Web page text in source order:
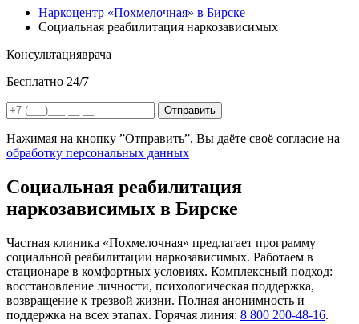
Наркоцентр «Похмелочная» в Бирске
Социальная реабилитация наркозависимых
Консультацияврача
Бесплатно 24/7
Отправить
Нажимая на кнопку ”Отправить”, Вы даёте своё согласие на
обработку персональных данных
Социальная реабилитация
наркозависимых в Бирске
Частная клиника «Похмелочная» предлагает программу
социальной реабилитации наркозависимых. Работаем в
стационаре в комфортных условиях. Комплексный подход:
восстановление личности, психологическая поддержка,
возвращение к трезвой жизни. Полная анонимность и
поддержка на всех этапах. Горячая линия: 8 800 200-48-16.